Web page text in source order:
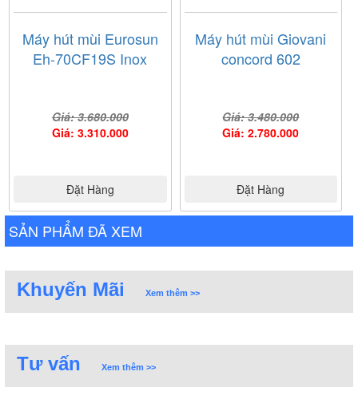
Máy hút mùi Eurosun
Eh-70CF19S Inox
Giá: 3.680.000
Giá: 3.310.000
Đặt Hàng
Máy hút mùi Giovani
concord 602
Giá: 3.480.000
Giá: 2.780.000
Đặt Hàng
SẢN PHẨM ĐÃ XEM
Khuyến Mãi Xem thêm >>
Tư vấn Xem thêm >>